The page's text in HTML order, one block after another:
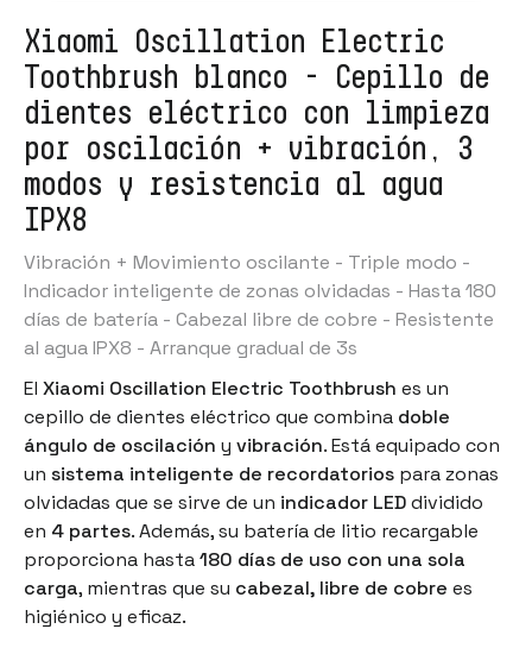
Xiaomi Oscillation Electric
Toothbrush blanco - Cepillo de
dientes eléctrico con limpieza
por oscilación + vibración, 3
modos y resistencia al agua
IPX8
Vibración + Movimiento oscilante - Triple modo -
Indicador inteligente de zonas olvidadas - Hasta 180
días de batería - Cabezal libre de cobre - Resistente
al agua IPX8 - Arranque gradual de 3s
El Xiaomi Oscillation Electric Toothbrush es un
cepillo de dientes eléctrico que combina doble
ángulo de oscilación y vibración. Está equipado con
un sistema inteligente de recordatorios para zonas
olvidadas que se sirve de un indicador LEDdividido
en 4 partes. Además, su batería de litio recargable
proporciona hasta180 días de uso con una sola
carga, mientras que su cabezal, libre de cobre es
higiénico y eficaz.